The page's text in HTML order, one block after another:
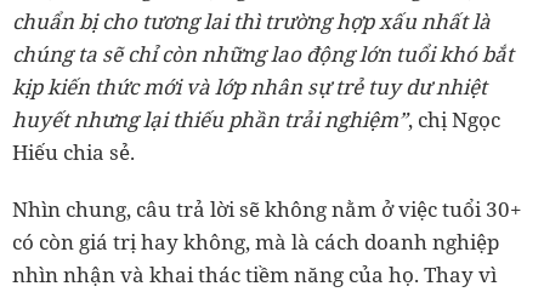
chuẩn bị cho tương lai thì trường hợp xấu nhất là
chúng ta sẽ chỉ còn những lao động lớn tuổi khó bắt
kịp kiến thức mới và lớp nhân sự trẻ tuy dư nhiệt
huyết nhưng lại thiếu phần trải nghiệm”, chị Ngọc
Hiếu chia sẻ.
Nhìn chung, câu trả lời sẽ không nằm ở việc tuổi 30+
có còn giá trị hay không, mà là cách doanh nghiệp
nhìn nhận và khai thác tiềm năng của họ. Thay vì